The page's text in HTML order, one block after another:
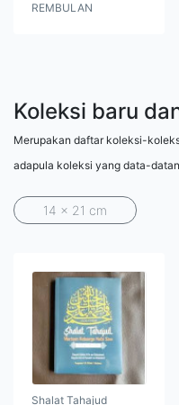
REMBULAN
Koleksi baru
Merupakan daftar koleksi-
adapula koleksi yang data-
14 x 21 cm
Shalat Tahajud